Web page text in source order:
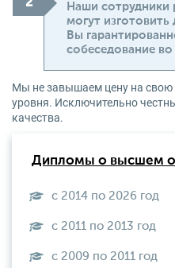
Наши сотрудники
могут
Вы
собеседование
Мы не завышаем цену на свою
уровня. Исключительно
качества.
Дипломы о высшем
с 2014 по 2026 год
с 2011 по 2013 год
с 2009 по 2011 год